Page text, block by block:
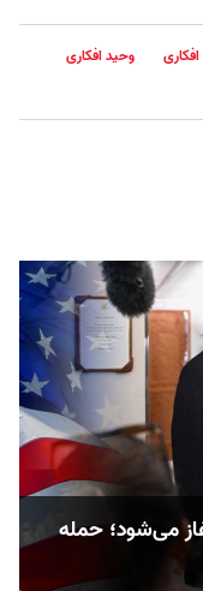
وحید افکاری
می‌شود؛ حمله